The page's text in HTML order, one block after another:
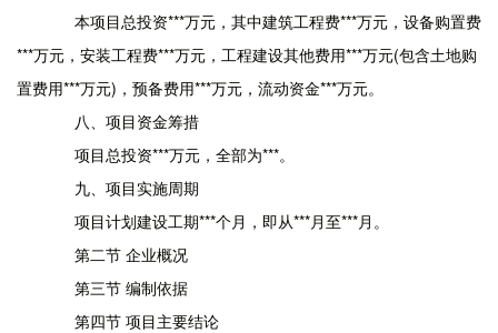
本项目总投资***万元，其中建筑工程费***万元，设备购置费
***万元，安装工程费***万元，工程建设其他费用***万元(包含土地购
置费用***万元)，预备费用***万元，流动资金***万元。
八、项目资金筹措
项目总投资***万元，全部为***。
九、项目实施周期
项目计划建设工期***个月，即从***月至***月。
第二节 企业概况
第三节 编制依据
第四节 项目主要结论